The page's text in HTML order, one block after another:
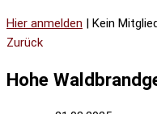
Hier anmelden | Kein
Zurück
Hohe